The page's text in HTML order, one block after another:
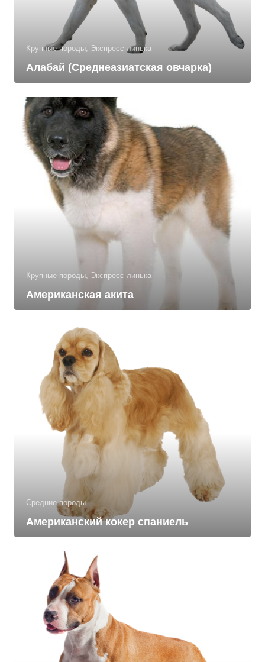
Крупные породы, Экспресс-линька
Алабай (Среднеазиатская овчарка)
Крупные породы, Экспресс-линька
Американская акита
Средние породы
Американский кокер спаниель